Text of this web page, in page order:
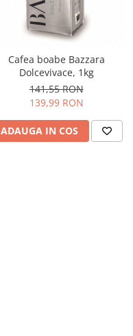
Cafea boabe Bazzara
Dolcevivace, 1kg
141,55 RON
139,99 RON
ADAUGA IN COS